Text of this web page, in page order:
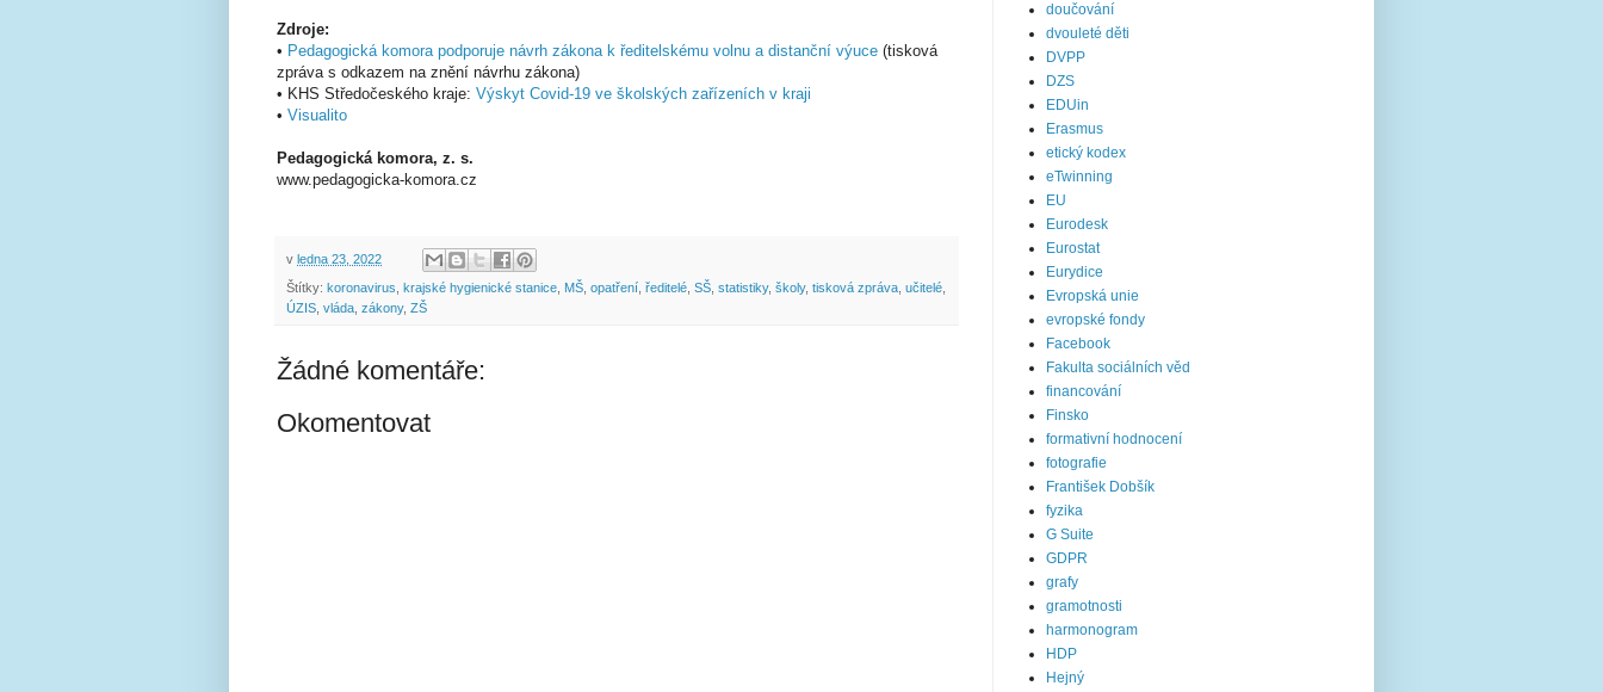
Zdroje:
• Pedagogická komora podporuje návrh zákona k ředitelskému volnu a distanční výuce (tisková
zpráva s odkazem na znění návrhu zákona)
• KHS Středočeského kraje: Výskyt Covid-19 ve školských zařízeních v kraji
• Visualito
Pedagogická komora, z. s.
www.pedagogicka-komora.cz
v ledna 23, 2022
Štítky: koronavirus krajské hygienické stanice MŠ opatření ředitelé SŠ statistiky, školy, tisková zpráva učitelé
ÚZIS vláda zákony, ZŠ
Žádné komentáře:
Okomentovat
doučování
dvouleté děti
DVPP
DZS
EDUin
Erasmus
etický kodex
eTwinning
EU
Eurodesk
Eurostat
Eurydice
Evropská unie
evropské fondy
Facebook
Fakulta sociálních věd
financování
Finsko
formativní hodnocení
fotografie
František Dobšík
fyzika
G Suite
GDPR
grafy
gramotnosti
harmonogram
HDP
Hejný